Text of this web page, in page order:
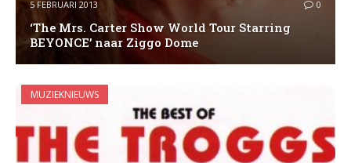
5 FEBRUARI 2013 0
‘The Mrs. Carter Show World Tour Starring
BEYONCE’ naar Ziggo Dome
MUZIEKNIEUWS